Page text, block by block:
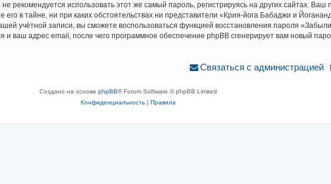
использовать этот же самый пароль, регистрируясь на других сайтах. Ваш
в тайне, ни при каких обстоятельствах ни представители «Крия-йога Бабаджи и
учётной записи, вы сможете воспользоваться функцией восстановления пароля
ваш адрес email, после чего программное обеспечение phpBB сгенерирует вам новый
Связаться с администрацией
Создано на основе phpBB® Forum Software © phpBB Limited
Конфиденциальность| Правила